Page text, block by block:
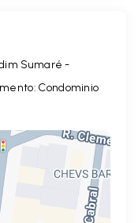
Sumaré -
Condominio